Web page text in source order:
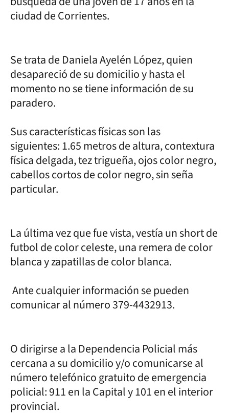
ciudad de Corrientes.
Se trata de Daniela Ayelén López, quien
desapareció de su domicilio y hasta el
momento no se tiene información de su
paradero.
Sus características físicas son las
siguientes: 1.65 metros de altura, contextura
física delgada, tez trigueña, ojos color negro,
cabellos cortos de color negro, sin seña
particular.
La última vez que fue vista, vestía un short de
futbol de color celeste, una remera de color
blanca y zapatillas de color blanca.
Ante cualquier información se pueden
comunicar al número 379-4432913.
O dirigirse a la Dependencia Policial más
cercana a su domicilio y/o comunicarse al
número telefónico gratuito de emergencia
policial: 911 en la Capital y 101 en el interior
provincial.